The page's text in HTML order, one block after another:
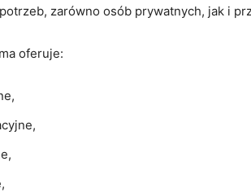
zarówno osób prywatnych, jak i
oferuje: